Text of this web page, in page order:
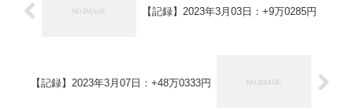
【記録】2023年3月03日：+9万0285円
【記録】2023年3月07日：+48万0333円